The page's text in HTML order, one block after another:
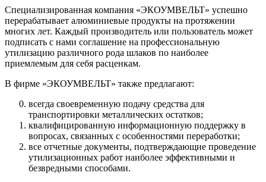
Специализированная компания «ЭКОУМВЕЛЬТ» успешно
перерабатывает алюминиевые продукты на протяжении
многих лет. Каждый производитель или пользователь может
подписать с нами соглашение на профессиональную
утилизацию различного рода шлаков по наиболее
приемлемым для себя расценкам.
В фирме «ЭКОУМВЕЛЬТ» также предлагают:
всегда своевременную подачу средства для
транспортировки металлических остатков;
квалифицированную информационную поддержку в
вопросах, связанных с особенностями переработки;
все отчетные документы, подтверждающие проведение
утилизационных работ наиболее эффективными и
безвредными способами.